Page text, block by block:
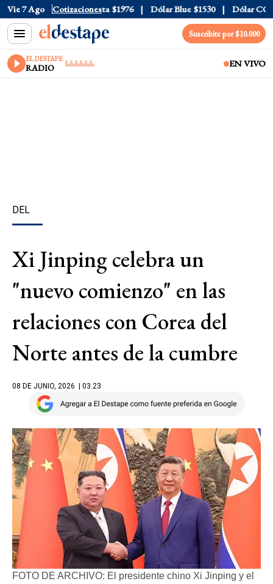
Vie 7 Ago Cotizaciones
$1520 Dólar Tarjeta $1976 Dólar Blue $1530 Dólar CCL
Suscribite por $10.000
EL DESTAPE
RADIO EN VIVO
DEL
Xi Jinping celebra un
"nuevo comienzo" en las
relaciones con Corea del
Norte antes de la cumbre
08 DE JUNIO, 2026 | 03.23
FOTO DE ARCHIVO: El presidente chino Xi Jinping y el